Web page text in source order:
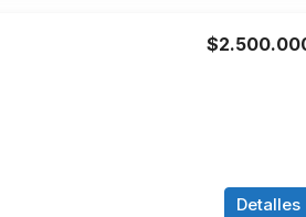
Detalles